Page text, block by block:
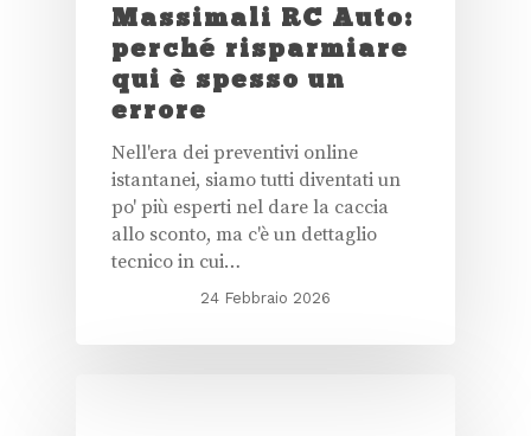
Massimali RC Auto:
perché risparmiare
qui è spesso un
errore
Nell'era dei preventivi online
istantanei, siamo tutti diventati un
po' più esperti nel dare la caccia
allo sconto, ma c'è un dettaglio
tecnico in cui…
24 Febbraio 2026